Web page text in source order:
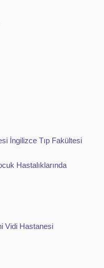
İngilizce Tıp Fakültesi
Hastalıklarında
Vidi Hastanesi